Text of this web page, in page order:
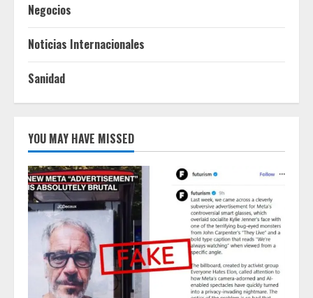
Negocios
Noticias Internacionales
Sanidad
YOU MAY HAVE MISSED